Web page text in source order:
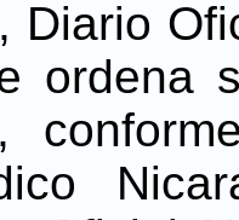
Diario
ordena